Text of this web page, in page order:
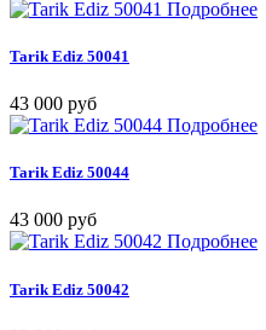
Подробнее
Tarik Ediz 50041
43 000 руб
Подробнее
Tarik Ediz 50044
43 000 руб
Подробнее
Tarik Ediz 50042